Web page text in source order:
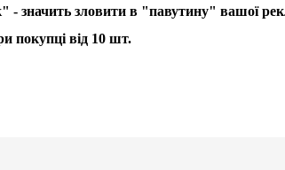
значить зловити в "павутину" вашої
покупці від 10 шт.